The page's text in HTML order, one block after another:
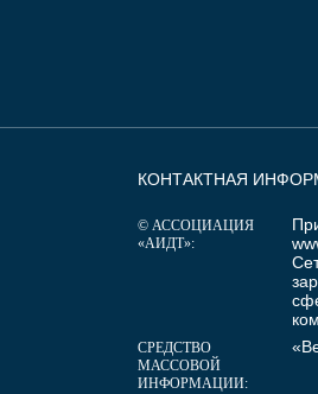
КОНТАКТНАЯ
© АССОЦИАЦИЯ
«АИДТ»:
СРЕДСТВО
МАССОВОЙ
ИНФОРМАЦИИ: